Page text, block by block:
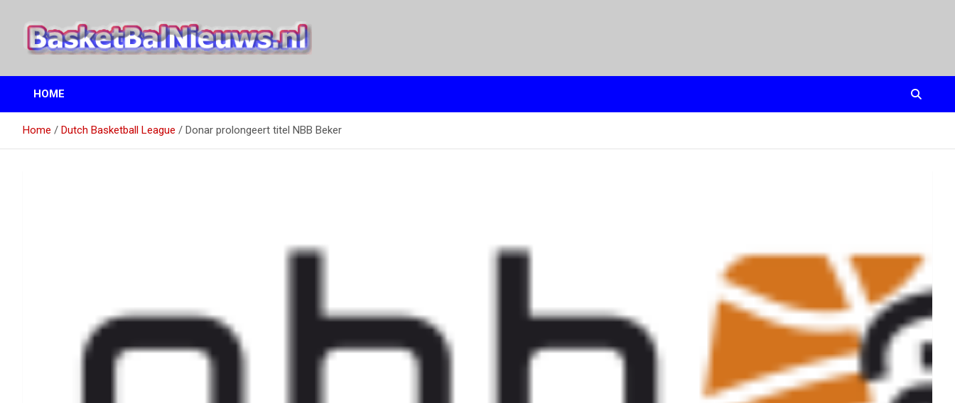
inhoud
BasketBalNieuws.nl
Etten
HOME
Home Dutch Basketball League Donar prolongeert titel NBB Beker